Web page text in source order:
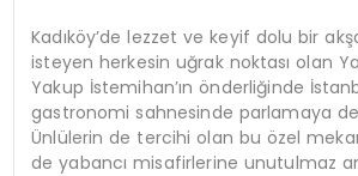
Kadıköy’de lezzet ve keyif dolu bir
isteyen herkesin uğrak noktası olan
Yakup İstemihan’ın önderliğinde
gastronomi sahnesinde parlamaya
Ünlülerin de tercihi olan bu özel
de yabancı misafirlerine unutulmaz